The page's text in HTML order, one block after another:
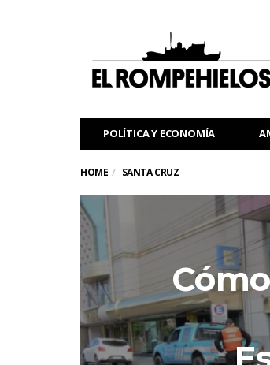
POLÍTICA Y ECONOMÍA
HOME SANTA CRUZ